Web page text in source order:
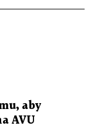
aby
AVU